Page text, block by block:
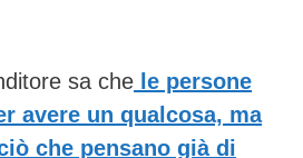
sa che le persone
avere un qualcosa, ma
che pensano già di